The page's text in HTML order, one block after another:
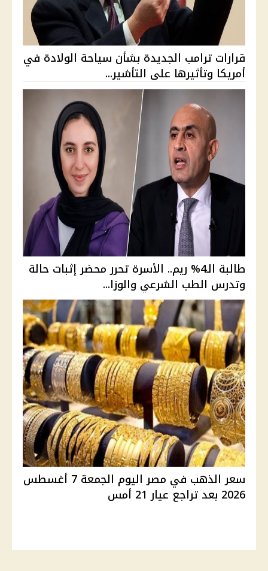
قرارات ترامب الجديدة بشأن سياحة الولادة في
أمريكا وتأثيرها على التأشير...
طالبة الـ4% ريم.. الأسرة تحرر محضر إثبات حالة
وتدرس الطب الشرعي والوزا...
سعر الذهب في مصر اليوم الجمعة 7 أغسطس
2026 بعد تراجع عيار 21 أمس